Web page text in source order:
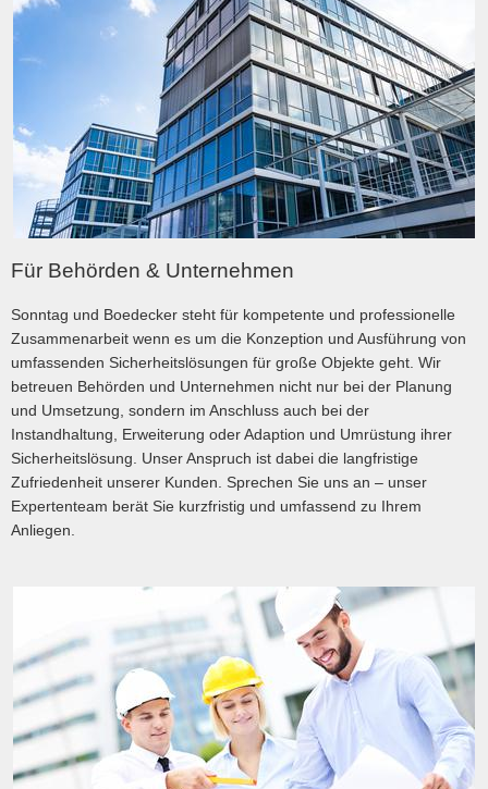
Für Behörden & Unternehmen
Sonntag und Boedecker steht für kompetente und professionelle
Zusammenarbeit wenn es um die Konzeption und Ausführung von
umfassenden Sicherheitslösungen für große Objekte geht. Wir
betreuen Behörden und Unternehmen nicht nur bei der Planung
und Umsetzung, sondern im Anschluss auch bei der
Instandhaltung, Erweiterung oder Adaption und Umrüstung ihrer
Sicherheitslösung. Unser Anspruch ist dabei die langfristige
Zufriedenheit unserer Kunden. Sprechen Sie uns an – unser
Expertenteam berät Sie kurzfristig und umfassend zu Ihrem
Anliegen.